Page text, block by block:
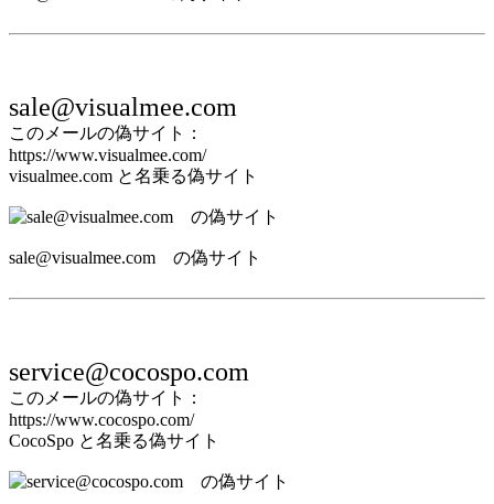
sale@visualmee.com
このメールの偽サイト：
https://www.visualmee.com/
visualmee.com と名乗る偽サイト
sale@visualmee.com の偽サイト
service@cocospo.com
このメールの偽サイト：
https://www.cocospo.com/
CocoSpo と名乗る偽サイト